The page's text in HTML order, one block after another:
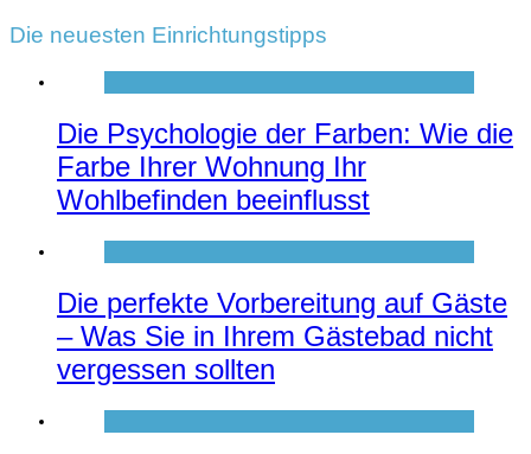
Die neuesten Einrichtungstipps
Die Psychologie der Farben: Wie die
Farbe Ihrer Wohnung Ihr
Wohlbefinden beeinflusst
Die perfekte Vorbereitung auf Gäste
– Was Sie in Ihrem Gästebad nicht
vergessen sollten